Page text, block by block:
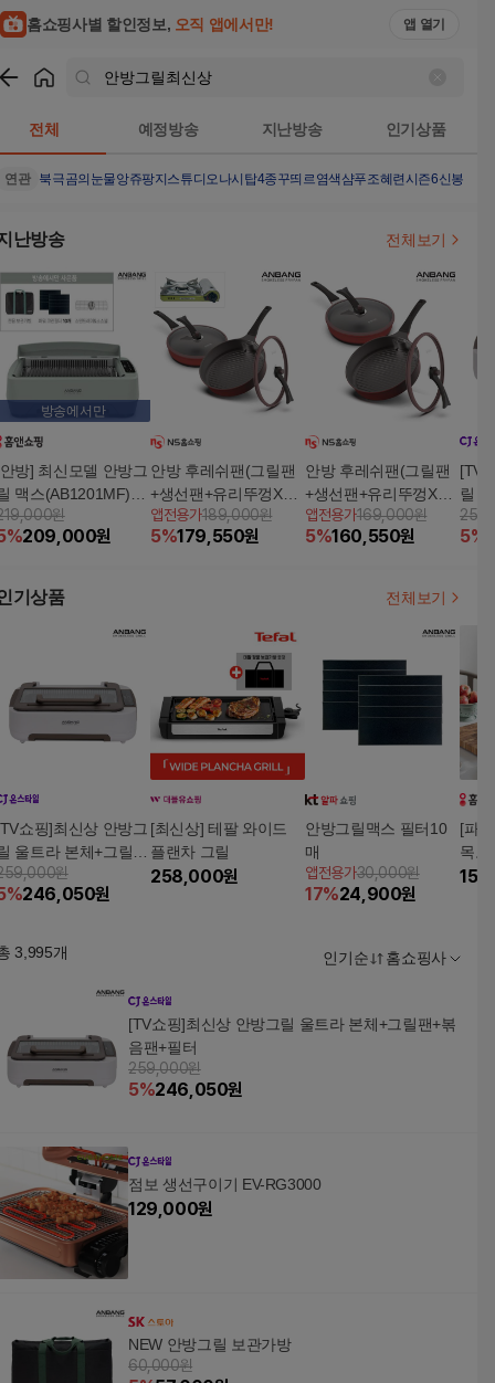
홈쇼핑사별 할인정보, 오직 앱에서만! 앱 열기
전체 예정방송 지난방송 인기상품
연관 북극곰의눈물앙쥬팡지스튜디오나시탑4종꾸띄르염색샴푸조혜련시즌6신봉선유
난방송 전체보기
방송에서만
방] 최신모델 안방그
맥스(AB1201MF)
보관가방, 필터 10개,
텐트레이, 소스볼
원
%209,000원
안방 후레쉬팬(그릴팬
+생선팬+유리뚜껑X2
+손잡이X2)+가스 버너
5%쿠폰+구매 후 3천원
앱전용가189,000원
5%179,550원
안방 후레쉬팬(그릴팬
+생선팬+유리뚜껑X2
+손잡이X2)5%쿠폰+구
매 후 3천원 적립
앱전용가169,000원
5%160,550원
[TV
릴
+볶
5%
기상품 전체보기
쇼핑]최신상 안방그
울트라 본체+그릴팬
볶음팬+필터
원
%246,050원
[최신상] 테팔 와이드
플랜차 그릴
258,000원
안방그릴맥스 필터10
매
앱전용가30,000원
17%24,900원
[파
목도
+거
3,995개 인기순 홈쇼핑사
[TV쇼핑]최신상 안방그릴 울트라 본체+그릴팬+볶
음팬+필터
259,000원
5%246,050원
점보 생선구이기 EV-RG3000
129,000원
NEW 안방그릴 보관가방
60,000원